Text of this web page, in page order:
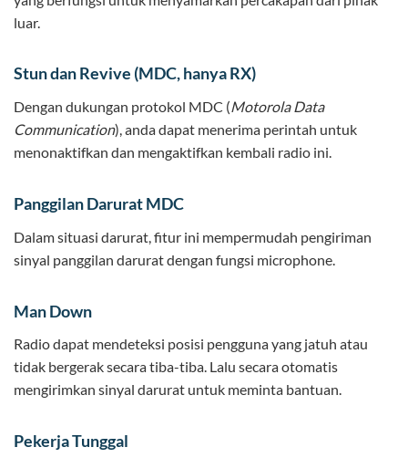
luar.
Stun dan Revive (MDC, hanya RX)
Dengan dukungan protokol MDC (Motorola Data
Communication), anda dapat menerima perintah untuk
menonaktifkan dan mengaktifkan kembali radio ini.
Panggilan Darurat MDC
Dalam situasi darurat, fitur ini mempermudah pengiriman
sinyal panggilan darurat dengan fungsi microphone.
Man Down
Radio dapat mendeteksi posisi pengguna yang jatuh atau
tidak bergerak secara tiba-tiba. Lalu secara otomatis
mengirimkan sinyal darurat untuk meminta bantuan.
Pekerja Tunggal